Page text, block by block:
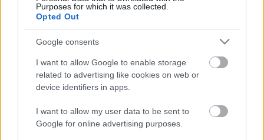
Purposes for which it was collected.
Opted Out
Google consents
I want to allow Google to enable storage
related to advertising like cookies on web or
device identifiers in apps.
I want to allow my user data to be sent to
Google for online advertising purposes.